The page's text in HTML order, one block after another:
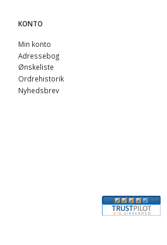
KONTO
Min konto
Adressebog
Ønskeliste
Ordrehistorik
Nyhedsbrev